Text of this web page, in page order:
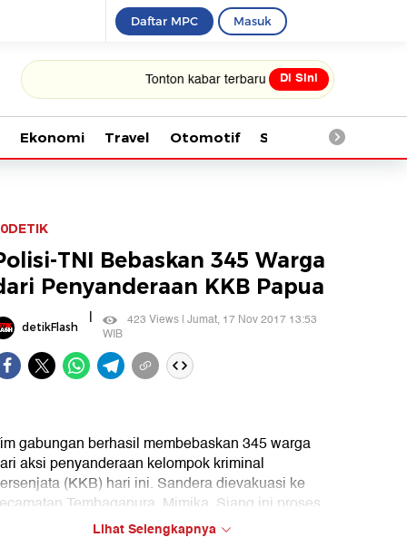
Daftar MPC Masuk
Tonton kabar terbaru PIALA DUNIA 2026
Di Sini
Ekonomi Travel Otomotif Saintek
TNI Bebaskan 345 Warga
Penyanderaan KKB Papua
detikFlash |
423 Views | Jumat, 17 Nov 2017 13:53
WIB
gabungan berhasil membebaskan 345 warga
aksi penyanderaan kelompok kriminal
(KKB) hari ini. Sandera dievakuasi ke
Tembagapura, Mimika. Siang ini proses
evakuasi masih berlangsung.
Lihat Selengkapnya